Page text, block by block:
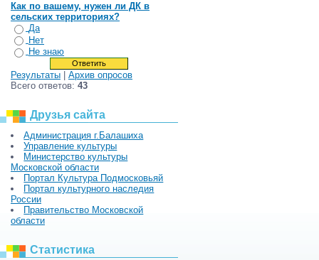
Как по вашему, нужен ли ДК в
сельских территориях?
Да
Нет
Не знаю
Результаты | Архив опросов
Всего ответов: 43
Друзья сайта
Администрация г.Балашиха
Управление культуры
Министерство культуры
Московской области
Портал Культура Подмосковьяй
Портал культурного наследия
России
Правительство Московской
области
Статистика